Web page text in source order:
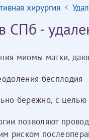
хирургия
СПб -
миомы матки,
бесплодия
бережно, с
позволяют
риском
Имя*
Отчество*
Мы рады
ответы на
информацию о
условия мы не
Наши
на основе ваших
можно скорее.
пациенты!
органов
социальный
Срок подготовки